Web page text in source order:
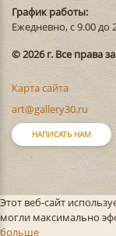
График работы:
Ежедневно, с 9.00 до
© 2026 г. Все права
Карта сайта
art@gallery30.ru
НАПИСАТЬ НАМ
Этот веб-сайт
могли максимально
больше